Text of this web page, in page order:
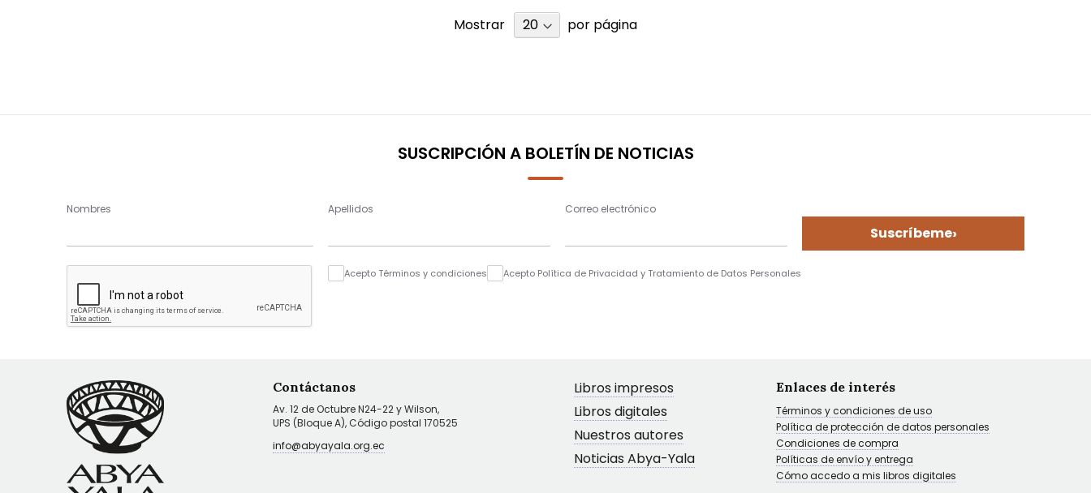
Mostrar por página
SUSCRIPCIÓN A BOLETÍN DE NOTICIAS
Nombres Apellidos Correo electrónico
Suscríbeme›
Acepto Términos y condiciones Acepto Política de Privacidad y Tratamiento de Datos Personales
Contáctanos
Av. 12 de Octubre N24-22 y Wilson,
UPS (Bloque A), Código postal 170525
info@abyayala.org.ec
Libros impresos
Libros digitales
Nuestros autores
Noticias Abya-Yala
Enlaces de interés
Términos y condiciones de uso
Política de protección de datos personales
Condiciones de compra
Políticas de envío y entrega
Cómo accedo a mis libros digitales